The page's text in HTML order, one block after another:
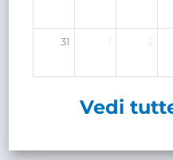
31 1
Vedi